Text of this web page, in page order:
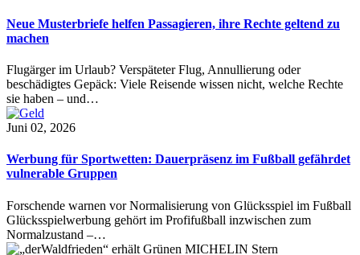
Neue Musterbriefe helfen Passagieren, ihre Rechte geltend zu
machen
Flugärger im Urlaub? Verspäteter Flug, Annullierung oder
beschädigtes Gepäck: Viele Reisende wissen nicht, welche Rechte
sie haben – und…
Juni 02, 2026
Werbung für Sportwetten: Dauerpräsenz im Fußball gefährdet
vulnerable Gruppen
Forschende warnen vor Normalisierung von Glücksspiel im Fußball
Glücksspielwerbung gehört im Profifußball inzwischen zum
Normalzustand –…